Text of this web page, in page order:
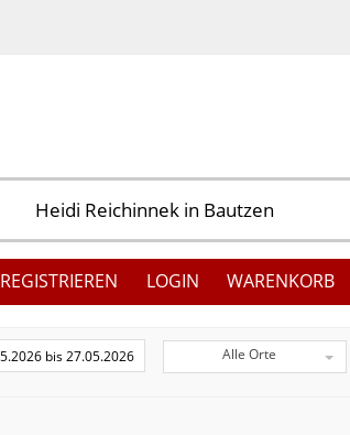
REGISTRIEREN LOGIN WARENKORB
Alle Orte